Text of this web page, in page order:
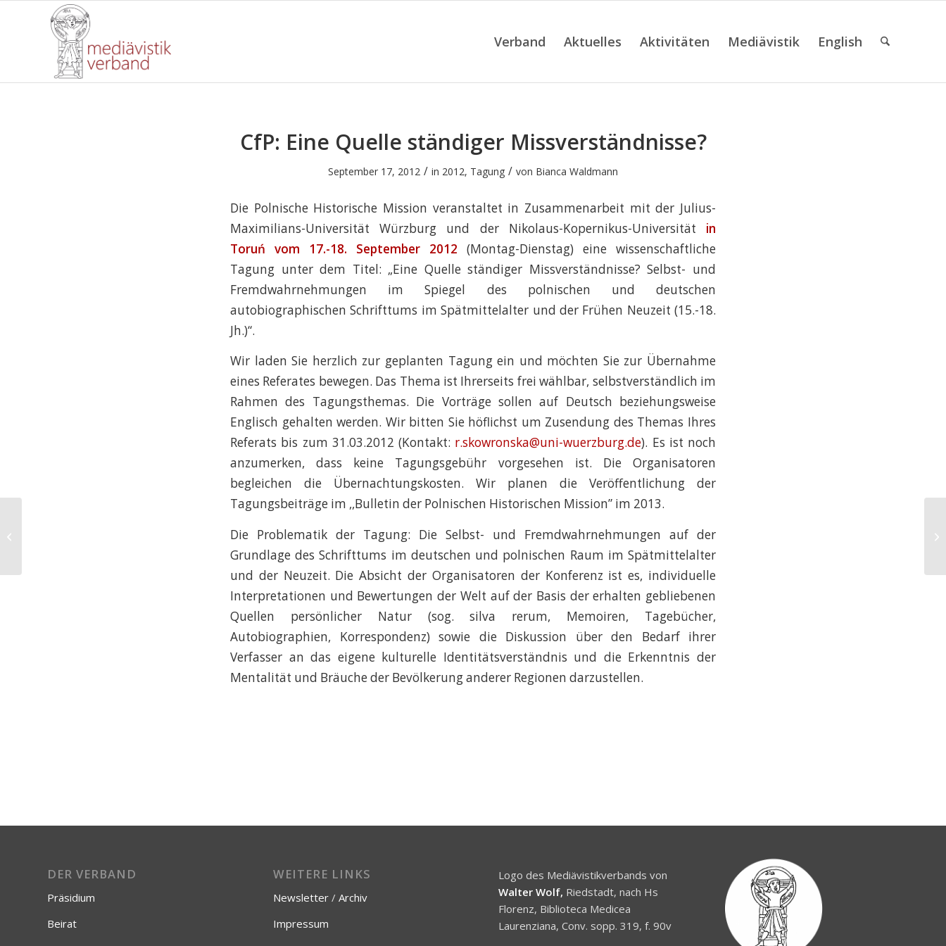
Verband Aktuelles Aktivitäten Mediävistik English
CfP: Eine Quelle ständiger Missverständnisse?
September 17, 2012 / in 2012, Tagung / von Bianca Waldmann
Die Polnische Historische Mission veranstaltet in Zusammenarbeit mit der Julius-
Maximilians-Universität Würzburg und der Nikolaus-Kopernikus-Universität in
Toruń vom 17.-18. September 2012 (Montag-Dienstag) eine wissenschaftliche
Tagung unter dem Titel: „Eine Quelle ständiger Missverständnisse? Selbst- und
Fremdwahrnehmungen im Spiegel des polnischen und deutschen
autobiographischen Schrifttums im Spätmittelalter und der Frühen Neuzeit (15.-18.
Jh.)“.
Wir laden Sie herzlich zur geplanten Tagung ein und möchten Sie zur Übernahme
eines Referates bewegen. Das Thema ist Ihrerseits frei wählbar, selbstverständlich im
Rahmen des Tagungsthemas. Die Vorträge sollen auf Deutsch beziehungsweise
Englisch gehalten werden. Wir bitten Sie höflichst um Zusendung des Themas Ihres
Referats bis zum 31.03.2012 (Kontakt: r.skowronska@uni-wuerzburg.de). Es ist noch
anzumerken, dass keine Tagungsgebühr vorgesehen ist. Die Organisatoren
begleichen die Übernachtungskosten. Wir planen die Veröffentlichung der
Tagungsbeiträge im ,,Bulletin der Polnischen Historischen Mission” im 2013.
Die Problematik der Tagung: Die Selbst- und Fremdwahrnehmungen auf der
Grundlage des Schrifttums im deutschen und polnischen Raum im Spätmittelalter
und der Neuzeit. Die Absicht der Organisatoren der Konferenz ist es, individuelle
Interpretationen und Bewertungen der Welt auf der Basis der erhalten gebliebenen
Quellen persönlicher Natur (sog. silva rerum, Memoiren, Tagebücher,
Autobiographien, Korrespondenz) sowie die Diskussion über den Bedarf ihrer
Verfasser an das eigene kulturelle Identitätsverständnis und die Erkenntnis der
Mentalität und Bräuche der Bevölkerung anderer Regionen darzustellen.
DER VERBAND
Präsidium
Beirat
WEITERE LINKS
Newsletter/ Archiv
Impressum
Logo des Mediävistikverbands von
Walter Wolf, Riedstadt, nach Hs
Florenz, Biblioteca Medicea
Laurenziana, Conv. sopp. 319, f. 90v